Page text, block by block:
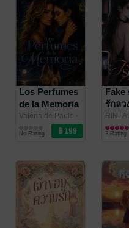
Los Perfumes
de la Memoria
Valéria de Paulo -
วาเลเรีย เด เปาลู/
Valéria de Paulo
Love/Yuri
No Rating
Fake
รักลว
นิยาย
Love/
3 Rating